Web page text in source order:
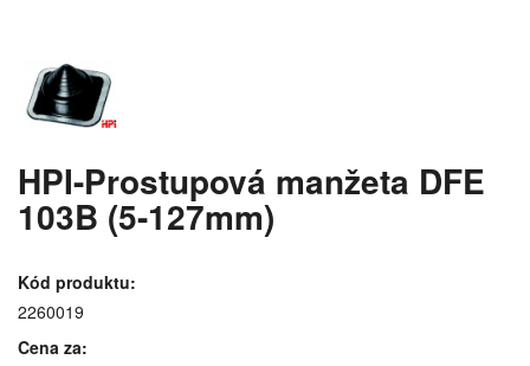
HPI-Prostupová manžeta DFE
103B (5-127mm)
Kód produktu:
2260019
Cena za: